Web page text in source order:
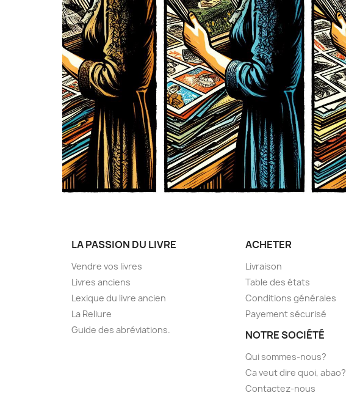
LA PASSION DU LIVRE
Vendre vos livres
Livres anciens
Lexique du livre ancien
La Reliure
Guide des abréviations.
ACHETER
Livraison
Table des états
Conditions générales
Payement sécurisé
NOTRE SOCIÉTÉ
Qui sommes-nous?
Ca veut dire quoi, abao?
Contactez-nous